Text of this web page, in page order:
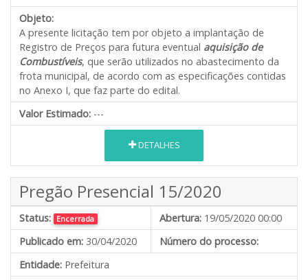
Objeto:
A presente licitação tem por objeto a implantação de
Registro de Preços para futura eventual aquisição de
Combustíveis, que serão utilizados no abastecimento da
frota municipal, de acordo com as especificações contidas
no Anexo I, que faz parte do edital.
Valor Estimado: ---
DETALHES
Pregão Presencial 15/2020
Status: Encerrada Abertura: 19/05/2020 00:00
Publicado em: 30/04/2020
Número do processo:
Entidade: Prefeitura